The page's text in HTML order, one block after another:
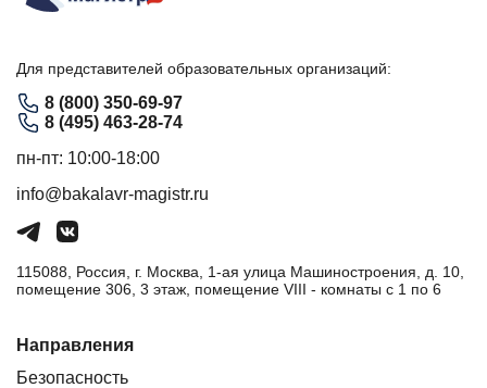
Для представителей образовательных организаций:
8 (800) 350-69-97
8 (495) 463-28-74
пн-пт: 10:00-18:00
info@bakalavr-magistr.ru
115088, Россия, г. Москва, 1-ая улица Машиностроения, д. 10,
помещение 306, 3 этаж, помещение VIII - комнаты с 1 по 6
Направления
Безопасность